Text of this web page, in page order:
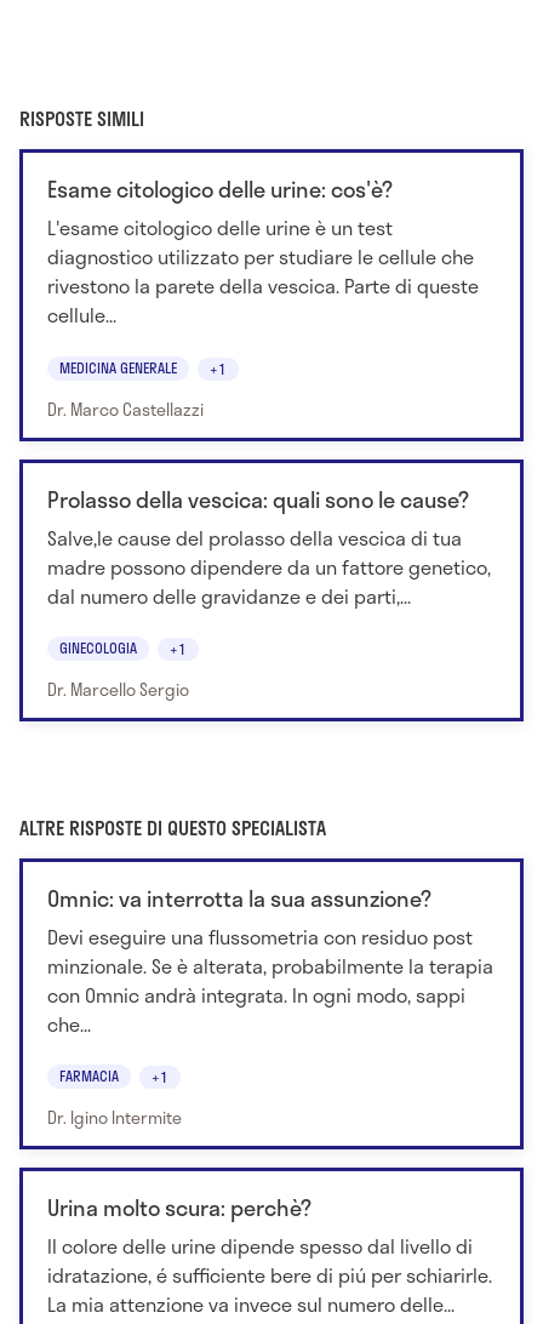
RISPOSTE SIMILI
Esame citologico delle urine: cos'è?
L'esame citologico delle urine è un test
diagnostico utilizzato per studiare le cellule che
rivestono la parete della vescica. Parte di queste
cellule...
MEDICINA GENERALE +1
Dr. Marco Castellazzi
Prolasso della vescica: quali sono le cause?
Salve,le cause del prolasso della vescica di tua
madre possono dipendere da un fattore genetico,
dal numero delle gravidanze e dei parti,...
GINECOLOGIA +1
Dr. Marcello Sergio
ALTRE RISPOSTE DI QUESTO SPECIALISTA
Omnic: va interrotta la sua assunzione?
Devi eseguire una flussometria con residuo post
minzionale. Se è alterata, probabilmente la terapia
con Omnic andrà integrata. In ogni modo, sappi
che...
FARMACIA +1
Dr. Igino Intermite
Urina molto scura: perchè?
Il colore delle urine dipende spesso dal livello di
idratazione, é sufficiente bere di piú per schiarirle.
La mia attenzione va invece sul numero delle...